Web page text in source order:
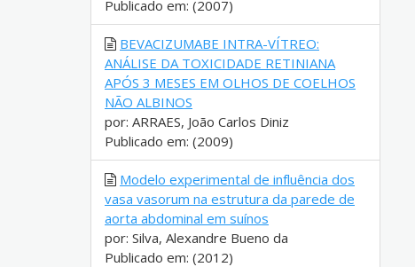
Publicado em: (2007)
BEVACIZUMABE INTRA-VÍTREO:
ANÁLISE DA TOXICIDADE RETINIANA
APÓS 3 MESES EM OLHOS DE COELHOS
NÃO ALBINOS
por: ARRAES, João Carlos Diniz
Publicado em: (2009)
Modelo experimental de influência dos
vasa vasorum na estrutura da parede de
aorta abdominal em suínos
por: Silva, Alexandre Bueno da
Publicado em: (2012)